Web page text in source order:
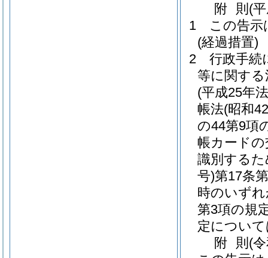
附 則 (
1
この告示
(経過措置)
2
行政手続
等に関す
(平成25年
帳法(昭和
の44第9項
帳カード
識別する
号)第17条
時のいず
第3項の規
定につい
附 則 (